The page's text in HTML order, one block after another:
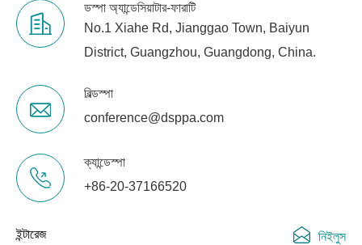
ডস্পা অ্যান্ডেসিয়াটার-ফারাটি
No.1 Xiahe Rd, Jianggao Town, Baiyun
District, Guangzhou, Guangdong, China.
বিল্ডস্পা
conference@dsppa.com
ক্যান্ডেস্পা
+86-20-37166520
ইন্টারেজ
নিইলুস